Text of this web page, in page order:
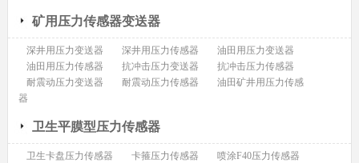
矿用压力传感器变送器
深井用压力变送器 深井用压力传感器
油田用压力变送器
油田用压力传感器
抗冲击压力变送器
抗冲击压力传感器
耐震动压力变送器
耐震动压力传感器
油田矿井用压力传感
器
卫生平膜型压力传感器
卫生卡盘压力传感器 卡箍压力传感器
喷涂F40压力传感器